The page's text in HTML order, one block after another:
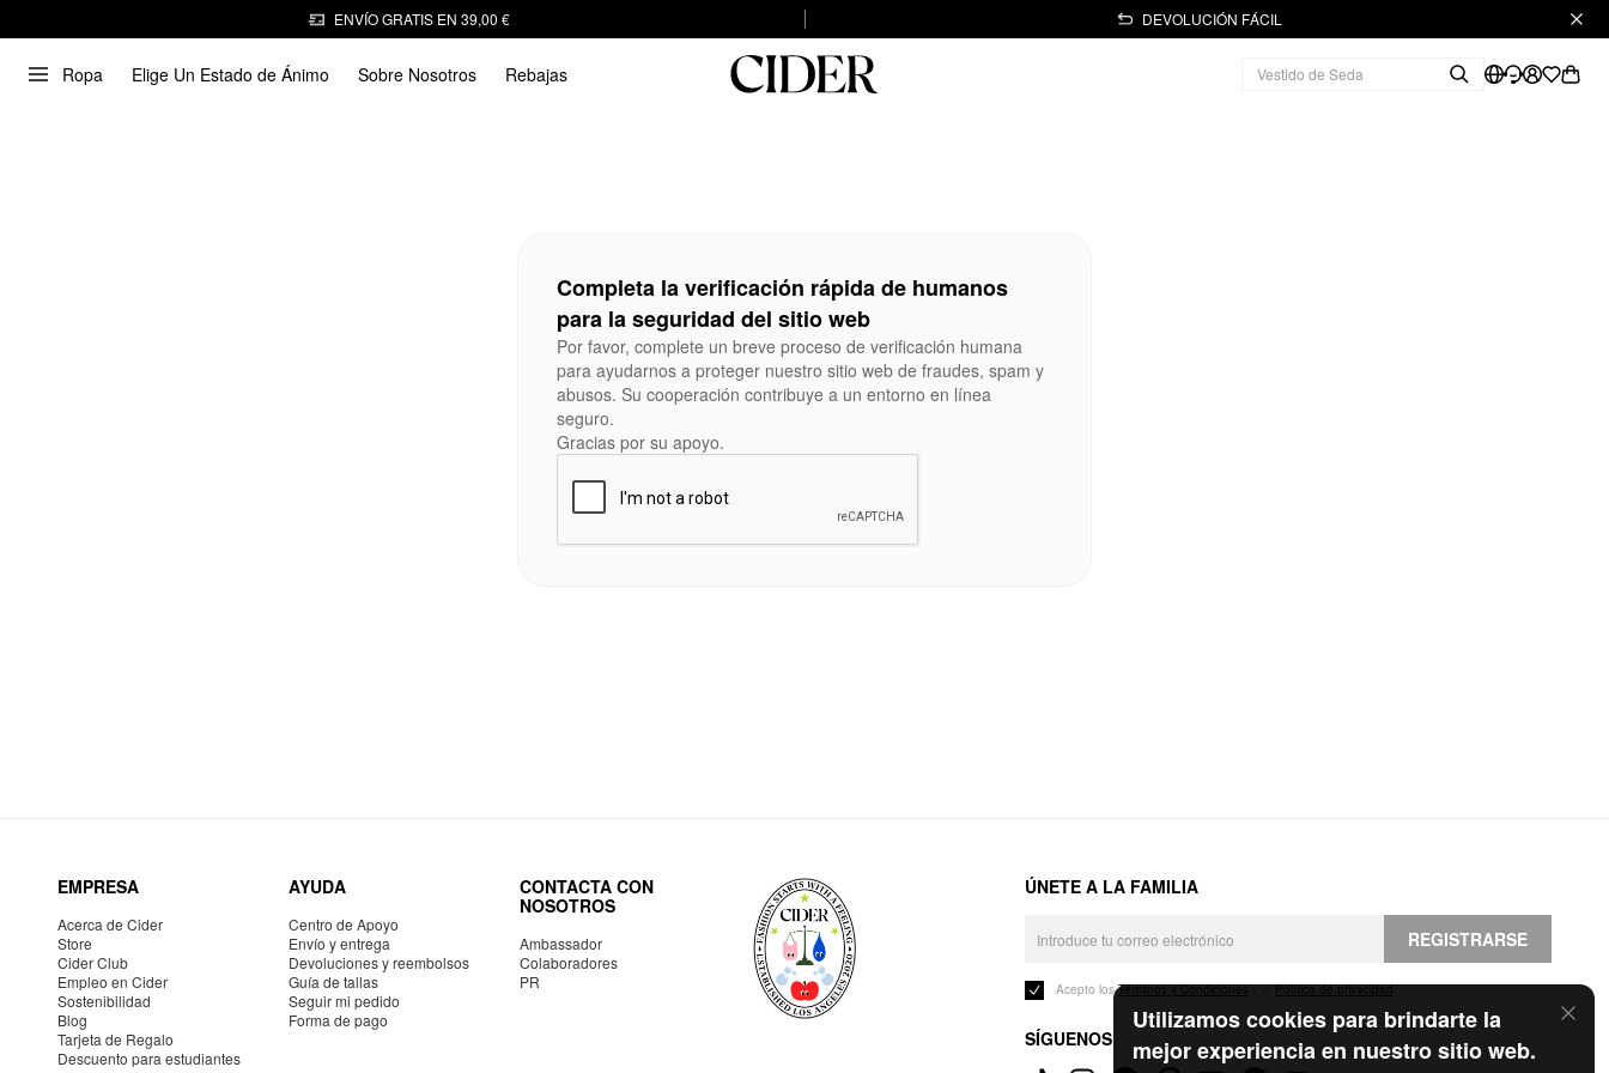
ENVÍO GRATIS EN 39,00 € DEVOLUCIÓN FÁCIL
Ropa Elige Un Estado de Ánimo Sobre Nosotros Rebajas
Utilizamos cookies para brindarte la
mejor experiencia en nuestro sitio web.
Completa la verificación rápida de humanos
para la seguridad del sitio web
Por favor, complete un breve proceso de verificación humana
para ayudarnos a proteger nuestro sitio web de fraudes, spam y
abusos. Su cooperación contribuye a un entorno en línea
seguro.
Gracias por su apoyo.
EMPRESA
Acerca de Cider
Store
Cider Club
Empleo en Cider
Sostenibilidad
Blog
Tarjeta de Regalo
Descuento para estudiantes
AYUDA
Centro de Apoyo
Envío y entrega
Devoluciones y reembolsos
Guía de tallas
Seguir mi pedido
Forma de pago
CONTACTA CON
NOSOTROS
Ambassador
Colaboradores
PR
ÚNETE A LA FAMILIA
REGISTRARSE
Acepto losTérminos y Condicionesy laPolítica de privacidad.
SÍGUENOS